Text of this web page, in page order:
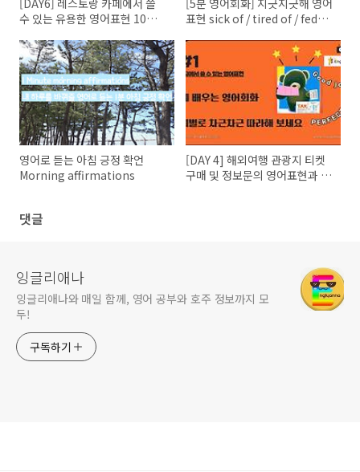
[DAY6] 레스토랑 카페에서 쓸
수 있는 유용한 영어표현 10가
[5분 영어회화] 지긋지긋해 영어
표현 sick of / tired of / fed
영어로 듣는 아침 긍정 확언
Morning affirmations
[DAY 4] 해외여행 관광지 티켓
구매 및 정보문의 영어표현과 영
댓글
잉글리애나
잉글리애나와 매일 함께, 영어 공부와 호주 정보까지 모
두!
구독하기